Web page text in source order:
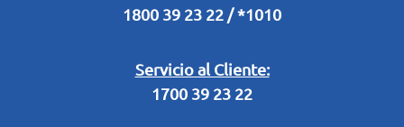
1800 39 23 22 / *1010
Servicio al Cliente:
1700 39 23 22
Términos y condiciones sorteo partido de fútbol "Tu ídolo"